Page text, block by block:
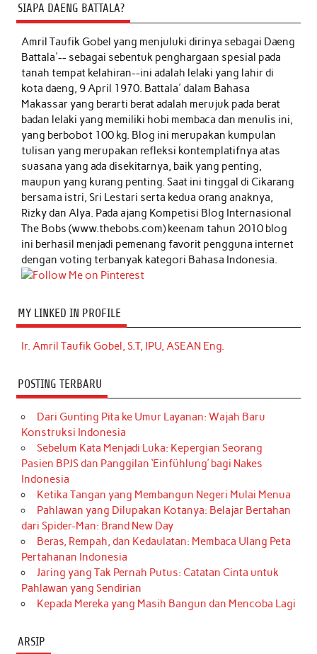
SIAPA DAENG BATTALA?
Amril Taufik Gobelyang menjuluki dirinya sebagai Daeng
Battala'-- sebagai sebentuk penghargaan spesial pada
tanah tempat kelahiran--ini adalah lelaki yang lahir di
kota daeng, 9 April 1970. Battala' dalam Bahasa
Makassar yang berarti berat adalah merujuk pada berat
badan lelaki yang memiliki hobi membaca dan menulis ini,
yang berbobot 100 kg. Blog ini merupakan kumpulan
tulisan yang merupakan refleksi kontemplatifnya atas
suasana yang ada disekitarnya, baik yang penting,
maupun yang kurang penting. Saat ini tinggal di Cikarang
bersama istri, Sri Lestari serta kedua orang anaknya,
Rizky dan Alya. Pada ajang Kompetisi Blog Internasional
The Bobs (www.thebobs.com) keenam tahun 2010 blog
ini berhasil menjadi pemenang favorit pengguna internet
dengan voting terbanyak kategori Bahasa Indonesia.
MY LINKED IN PROFILE
Ir. Amril Taufik Gobel, S.T, IPU, ASEAN Eng.
POSTING TERBARU
Dari Gunting Pita ke Umur Layanan: Wajah Baru
Konstruksi Indonesia
Sebelum Kata Menjadi Luka: Kepergian Seorang
Pasien BPJS dan Panggilan ‘Einfühlung’ bagi Nakes
Indonesia
Ketika Tangan yang Membangun Negeri Mulai Menua
Pahlawan yang Dilupakan Kotanya: Belajar Bertahan
dari Spider-Man: Brand New Day
Beras, Rempah, dan Kedaulatan: Membaca Ulang Peta
Pertahanan Indonesia
Jaring yang Tak Pernah Putus: Catatan Cinta untuk
Pahlawan yang Sendirian
Kepada Mereka yang Masih Bangun dan Mencoba Lagi
ARSIP